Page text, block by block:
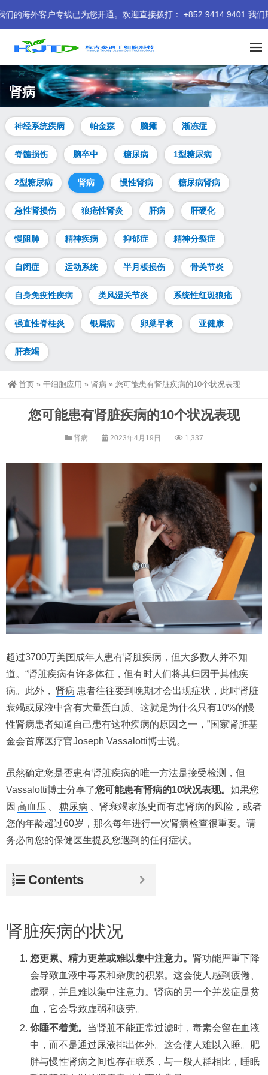
外客户专线已为您开通。欢迎直接拨打： +852 9414 9401 我们期待
肾病
神经系统疾病 帕金森 脑瘫 渐冻症
脊髓损伤 脑卒中 糖尿病 1型糖尿病
2型糖尿病 肾病 慢性肾病 糖尿病肾病
急性肾损伤 狼疮性肾炎 肝病 肝硬化
慢阻肺 精神疾病 抑郁症 精神分裂症
自闭症 运动系统 半月板损伤 骨关节炎
自身免疫性疾病 类风湿关节炎 系统性红斑狼疮
强直性脊柱炎 银屑病 卵巢早衰 亚健康
肝衰竭
首页 » 干细胞应用 » 肾病 » 您可能患有肾脏疾病的10个状况表现
您可能患有肾脏疾病的10个状况表现
肾病 2023年4月19日 1,337
超过3700万美国成年人患有肾脏疾病，但大多数人并不知
道。“肾脏疾病有许多体征，但有时人们将其归因于其他疾
病。此外， 肾病 患者往往要到晚期才会出现症状，此时肾脏
衰竭或尿液中含有大量蛋白质。这就是为什么只有10%的慢
性肾病患者知道自己患有这种疾病的原因之一，”国家肾脏基
金会首席医疗官Joseph Vassalotti博士说。
虽然确定您是否患有肾脏疾病的唯一方法是接受检测，但
Vassalotti博士分享了您可能患有肾病的10状况表现。 如果您
因 高血压 糖尿病
、肾衰竭家族史而有患肾病的风险，或者
您的年龄超过60岁，那么每年进行一次肾病检查很重要。请
务必向您的保健医生提及您遇到的任何症状。
Contents
肾脏疾病的状况
您更累、精力更差或难以集中注意力。 肾功能严重下降
会导致血液中毒素和杂质的积累。这会使人感到疲倦、
虚弱，并且难以集中注意力。肾病的另一个并发症是贫
血，它会导致虚弱和疲劳。
你睡不着觉。 当肾脏不能正常过滤时，毒素会留在血液
中，而不是通过尿液排出体外。这会使人难以入睡。肥
胖与慢性肾病之间也存在联系，与一般人群相比，睡眠